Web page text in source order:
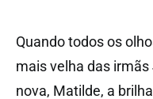
Quando todos os
mais velha das
nova, Matilde, a